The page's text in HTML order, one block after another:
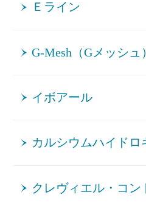
Ｅライン
G-Mesh（Gメッシュ
イボアール
カルシウムハイドロ
クレヴィエル・コン